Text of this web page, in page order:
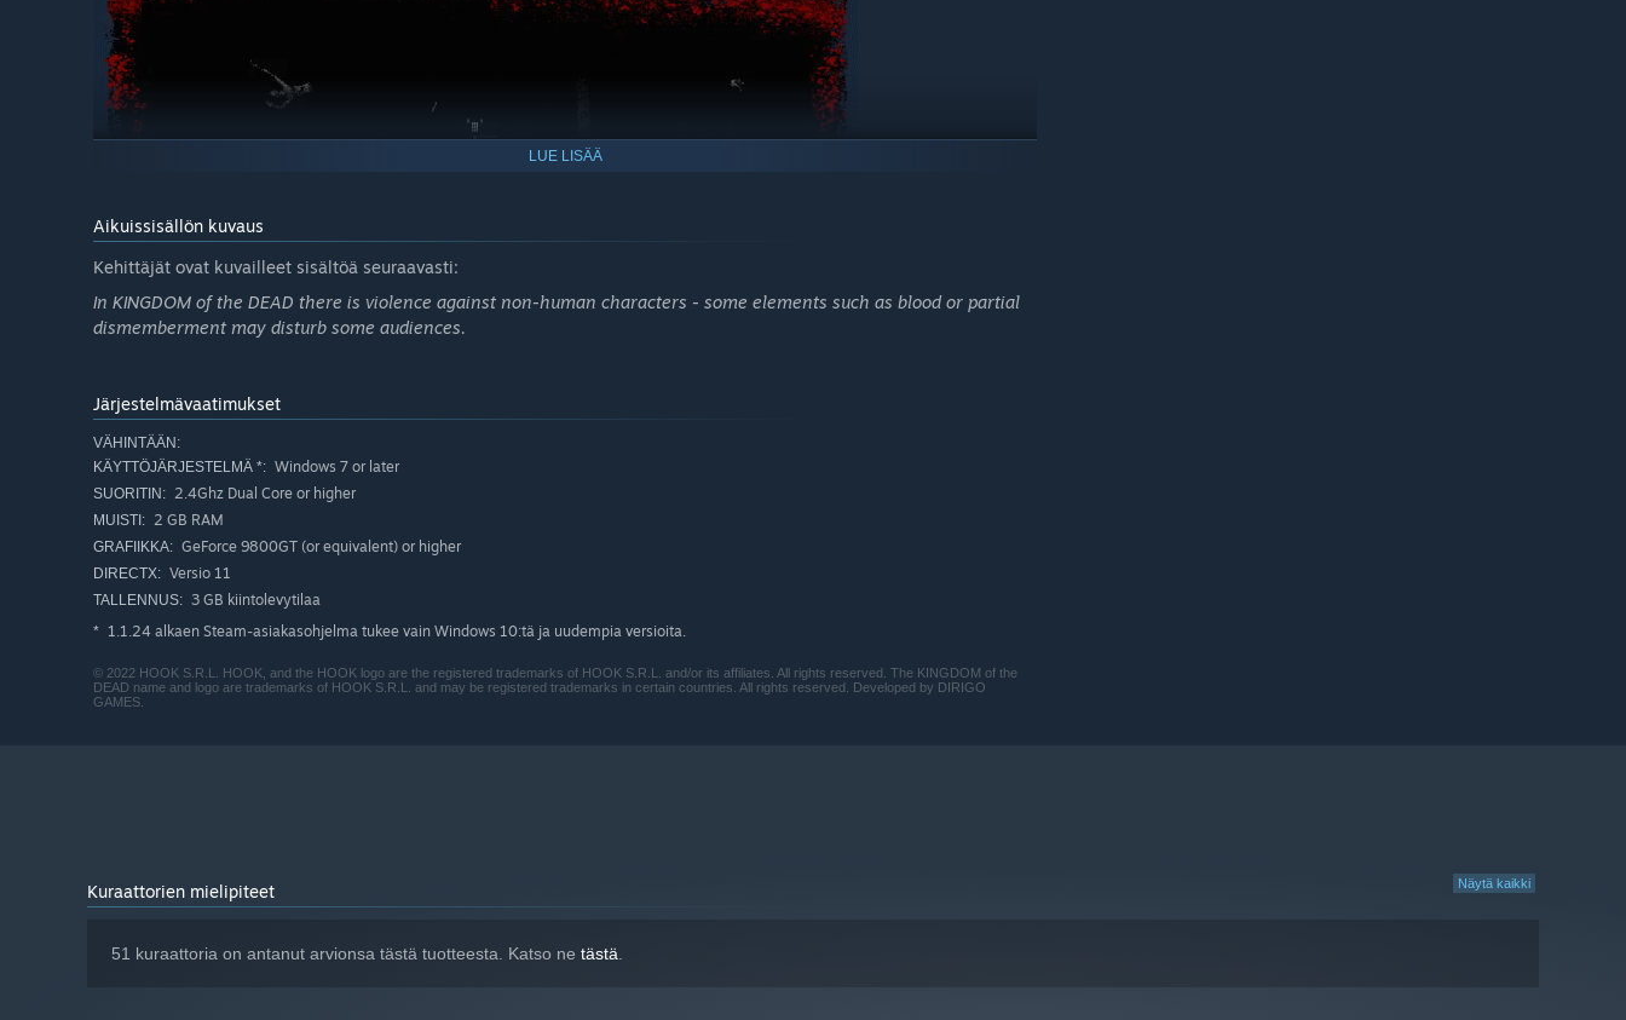
LUE LISÄÄ
Aikuissisällön kuvaus
Kehittäjät ovat kuvailleet sisältöä seuraavasti:
In KINGDOM of the DEAD there is violence against non-human characters - some elements such as blood or partial
dismemberment may disturb some audiences.
Järjestelmävaatimukset
VÄHINTÄÄN:
KÄYTTÖJÄRJESTELMÄ *: Windows 7 or later
SUORITIN: 2.4Ghz Dual Core or higher
MUISTI: 2 GB RAM
GRAFIIKKA: GeForce 9800GT (or equivalent) or higher
DIRECTX: Versio 11
TALLENNUS: 3 GB kiintolevytilaa
* 1.1.24 alkaen Steam-asiakasohjelma tukee vain Windows 10:tä ja uudempia versioita.
© 2022 HOOK S.R.L. HOOK, and the HOOK logo are the registered trademarks of HOOK S.R.L. and/or its affiliates. All rights reserved. The KINGDOM of the
DEAD name and logo are trademarks of HOOK S.R.L. and may be registered trademarks in certain countries. All rights reserved. Developed by DIRIGO
GAMES.
Näytä kaikki
Kuraattorien mielipiteet
51 kuraattoria on antanut arvionsa tästä tuotteesta. Katso ne tästä.